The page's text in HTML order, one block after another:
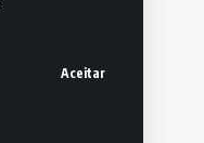
Aceitar